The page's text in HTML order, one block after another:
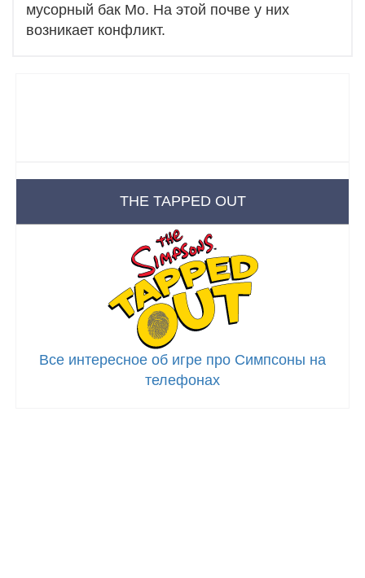
мусорный бак Мо. На этой почве у них
возникает конфликт.
THE TAPPED OUT
Все интересное об игре про Симпсоны на
телефонах